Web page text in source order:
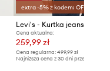
extra -5% z kodem: OFF*
Levi's - Kurtka jeansowa
Cena aktualna:
259,99 zł
Cena regularna: 499,99 zł
Najniższa cena z 30 dni przed obniżką: